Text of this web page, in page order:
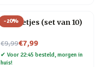
-20%
RVS rietjes (set van 10)
€9,99
Nu voor€7,99
✔ Voor 22:45 besteld, morgen in
huis!